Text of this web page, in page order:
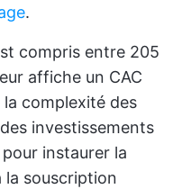
.
compris entre 205
affiche un CAC
la complexité des
investissements
instaurer la
la souscription